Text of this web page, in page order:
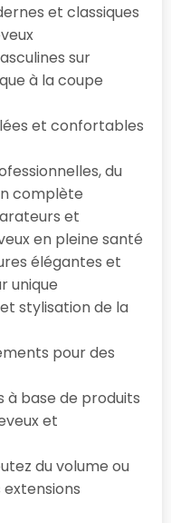
et classiques
sur
à la coupe
et confortables
du
complète
et
en pleine santé
élégantes et
unique
stylisation de la
pour des
à base de produits
et
du volume ou